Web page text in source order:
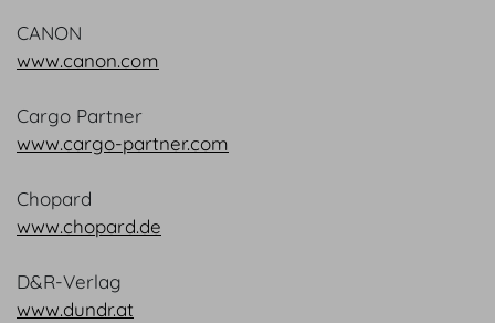
CANON
www.canon.com
Cargo Partner
www.cargo-partner.com
Chopard
www.chopard.de
D&R-Verlag
www.dundr.at